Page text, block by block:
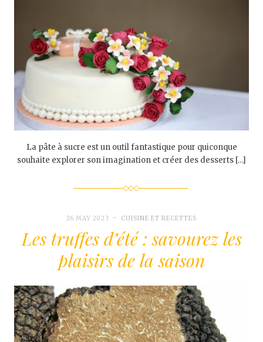
La pâte à sucre est un outil fantastique pour quiconque
souhaite explorer son imagination et créer des desserts […]
26 MAY 2023 CUISINE ET RECETTES
Les truffes d’été : savourez les
plaisirs de la saison